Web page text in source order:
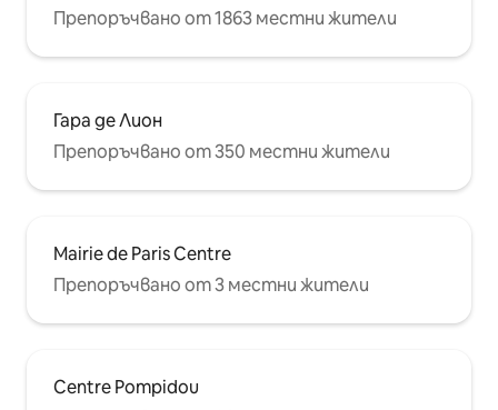
Препоръчвано от 1863 местни жители
Гара де Лион
Препоръчвано от 350 местни жители
Mairie de Paris Centre
Препоръчвано от 3 местни жители
Centre Pompidou